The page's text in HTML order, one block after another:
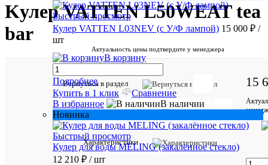
Быстрый просмотр
Кулер VATTEN L03NEV (с У/Ф лампой) 15 000 ₽ /
шт
Актуальность цены подтвердите у менеджера
В корзину
Подробнее
Купить в 1 клик
Сравнение
В избранное
В наличии
Новинка
Быстрый просмотр
Кулер для воды MELING (закалённое стекло)
12 210 ₽ / шт
Kулер VATTEN L50WEAT tea
bar
Вернуться в раздел
Характеристики
Добавить
отзыв
15